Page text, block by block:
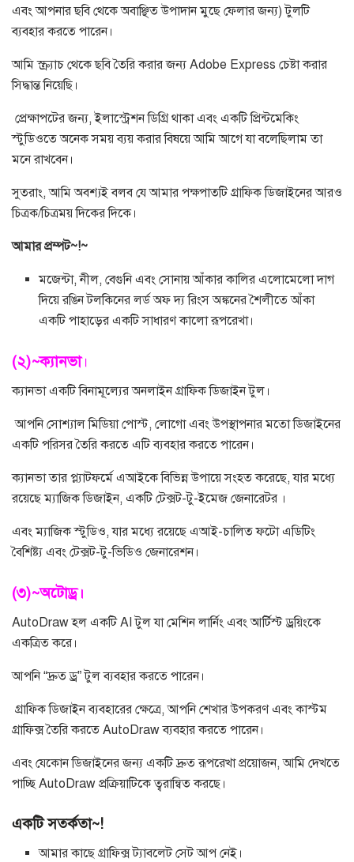
এবং আপনার ছবি থেকে অবাঞ্ছিত উপাদান মুছে ফেলার জন্য) টুলটি
ব্যবহার করতে পারেন।
আমি স্ক্র্যাচ থেকে ছবি তৈরি করার জন্য Adobe Express চেষ্টা করার
সিদ্ধান্ত নিয়েছি।
প্রেক্ষাপটের জন্য, ইলাস্ট্রেশন ডিগ্রি থাকা এবং একটি প্রিন্টমেকিং
স্টুডিওতে অনেক সময় ব্যয় করার বিষয়ে আমি আগে যা বলেছিলাম তা
মনে রাখবেন।
সুতরাং, আমি অবশ্যই বলব যে আমার পক্ষপাতটি গ্রাফিক ডিজাইনের আরও
চিত্রক/চিত্রময় দিকের দিকে।
আমার প্রম্পট~!~
মজেন্টা, নীল, বেগুনি এবং সোনায় আঁকার কালির এলোমেলো দাগ
দিয়ে রঙিন টলকিনের লর্ড অফ দ্য রিংস অঙ্কনের শৈলীতে আঁকা
একটি পাহাড়ের একটি সাধারণ কালো রূপরেখা।
(২)~ক্যানভা।
ক্যানভা একটি বিনামূল্যের অনলাইন গ্রাফিক ডিজাইন টুল।
আপনি সোশ্যাল মিডিয়া পোস্ট, লোগো এবং উপস্থাপনার মতো ডিজাইনের
একটি পরিসর তৈরি করতে এটি ব্যবহার করতে পারেন।
ক্যানভা তার প্ল্যাটফর্মে এআইকে বিভিন্ন উপায়ে সংহত করেছে, যার মধ্যে
রয়েছে ম্যাজিক ডিজাইন, একটি টেক্সট-টু-ইমেজ জেনারেটর ।
এবং ম্যাজিক স্টুডিও, যার মধ্যে রয়েছে এআই-চালিত ফটো এডিটিং
বৈশিষ্ট্য এবং টেক্সট-টু-ভিডিও জেনারেশন।
(৩)~অটোড্র।
AutoDraw হল একটি AI টুল যা মেশিন লার্নিং এবং আর্টিস্ট ড্রয়িংকে
একত্রিত করে।
আপনি “দ্রুত ড্র” টুল ব্যবহার করতে পারেন।
গ্রাফিক ডিজাইন ব্যবহারের ক্ষেত্রে, আপনি শেখার উপকরণ এবং কাস্টম
গ্রাফিক্স তৈরি করতে AutoDraw ব্যবহার করতে পারেন।
এবং যেকোন ডিজাইনের জন্য একটি দ্রুত রূপরেখা প্রয়োজন, আমি দেখতে
পাচ্ছি AutoDraw প্রক্রিয়াটিকে ত্বরান্বিত করছে।
একটি সতর্কতা~!
আমার কাছে গ্রাফিক্স ট্যাবলেট সেট আপ নেই।